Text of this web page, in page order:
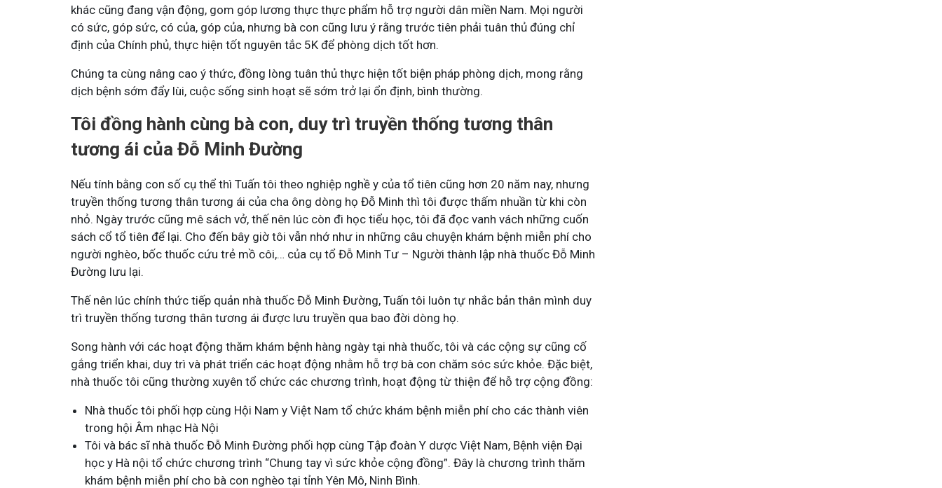
khác cũng đang vận động, gom góp lương thực thực phẩm hỗ trợ người dân miền Nam. Mọi người
có sức, góp sức, có của, góp của, nhưng bà con cũng lưu ý rằng trước tiên phải tuân thủ đúng chỉ
định của Chính phủ, thực hiện tốt nguyên tắc 5K để phòng dịch tốt hơn.
Chúng ta cùng nâng cao ý thức, đồng lòng tuân thủ thực hiện tốt biện pháp phòng dịch, mong rằng
dịch bệnh sớm đẩy lùi, cuộc sống sinh hoạt sẽ sớm trở lại ổn định, bình thường.
Tôi đồng hành cùng bà con, duy trì truyền thống tương thân
tương ái của Đỗ Minh Đường
Nếu tính bằng con số cụ thể thì Tuấn tôi theo nghiệp nghề y của tổ tiên cũng hơn 20 năm nay, nhưng
truyền thống tương thân tương ái của cha ông dòng họ Đỗ Minh thì tôi được thấm nhuần từ khi còn
nhỏ. Ngày trước cũng mê sách vở, thế nên lúc còn đi học tiểu học, tôi đã đọc vanh vách những cuốn
sách cổ tổ tiên để lại. Cho đến bây giờ tôi vẫn nhớ như in những câu chuyện khám bệnh miễn phí cho
người nghèo, bốc thuốc cứu trẻ mồ côi,… của cụ tổ Đỗ Minh Tư – Người thành lập nhà thuốc Đỗ Minh
Đường lưu lại.
Thế nên lúc chính thức tiếp quản nhà thuốc Đỗ Minh Đường, Tuấn tôi luôn tự nhắc bản thân mình duy
trì truyền thống tương thân tương ái được lưu truyền qua bao đời dòng họ.
Song hành với các hoạt động thăm khám bệnh hàng ngày tại nhà thuốc, tôi và các cộng sự cũng cố
gắng triển khai, duy trì và phát triển các hoạt động nhằm hỗ trợ bà con chăm sóc sức khỏe. Đặc biệt,
nhà thuốc tôi cũng thường xuyên tổ chức các chương trình, hoạt động từ thiện để hỗ trợ cộng đồng:
Nhà thuốc tôi phối hợp cùng Hội Nam y Việt Nam tổ chức khám bệnh miễn phí cho các thành viên
trong hội Âm nhạc Hà Nội
Tôi và bác sĩ nhà thuốc Đỗ Minh Đường phối hợp cùng Tập đoàn Y dược Việt Nam, Bệnh viện Đại
học y Hà nội tổ chức chương trình “Chung tay vì sức khỏe cộng đồng”. Đây là chương trình thăm
khám bệnh miễn phí cho bà con nghèo tại tỉnh Yên Mô, Ninh Bình.